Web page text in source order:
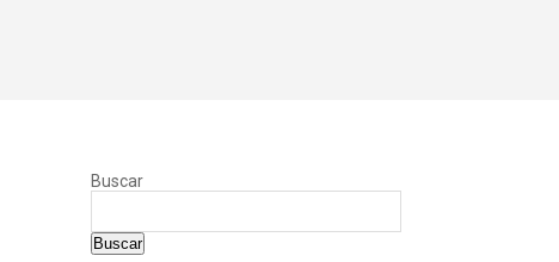
Buscar
Buscar